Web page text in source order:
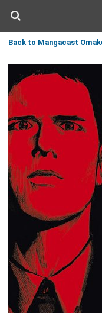
Back to Mangacast